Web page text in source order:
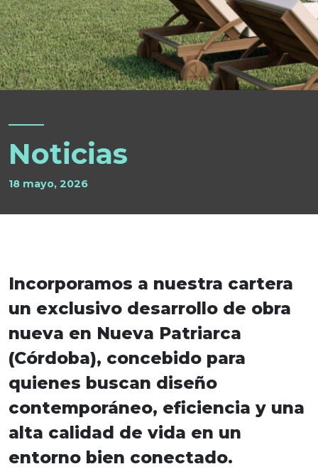
Noticias
18 mayo, 2026
Incorporamos a nuestra cartera
un exclusivo desarrollo de obra
nueva en Nueva Patriarca
(Córdoba), concebido para
quienes buscan diseño
contemporáneo, eficiencia y una
alta calidad de vida en un
entorno bien conectado.